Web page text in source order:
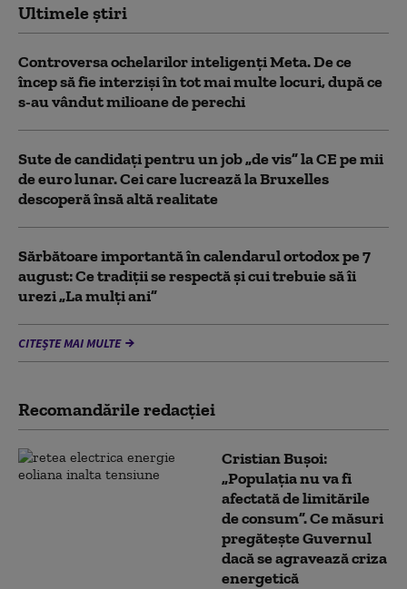
Ultimele știri
Controversa ochelarilor inteligenți Meta. De ce
încep să fie interziși în tot mai multe locuri, după ce
s-au vândut milioane de perechi
Sute de candidați pentru un job „de vis” la CE pe mii
de euro lunar. Cei care lucrează la Bruxelles
descoperă însă altă realitate
Sărbătoare importantă în calendarul ortodox pe 7
august: Ce tradiții se respectă și cui trebuie să îi
urezi „La mulți ani”
CITEȘTE MAI MULTE
Recomandările redacţiei
Cristian Bușoi:
„Populația nu va fi
afectată de limitările
de consum”. Ce măsuri
pregătește Guvernul
dacă se agravează criza
energetică